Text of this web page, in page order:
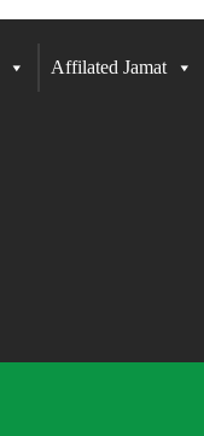
Affilated Jamat